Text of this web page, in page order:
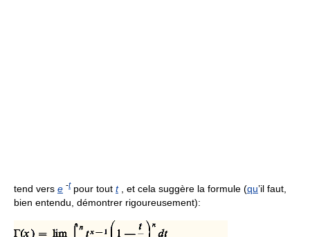
tend vers e -t pour tout t, et cela suggère la formule (qu’il faut,
bien entendu, démontrer rigoureusement):